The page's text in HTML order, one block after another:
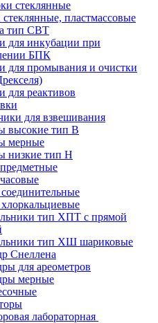
стеклянные
пластмассовые
тип СВТ
для инкубации при
БПК
для промывания и очистки
для реактивов
для взвешивания
высокие тип В
мерные
низкие тип Н
тип ХПТ с прямой
тип ХШ шариковые
Снеллена
для ареометров
мерные
лабораторная